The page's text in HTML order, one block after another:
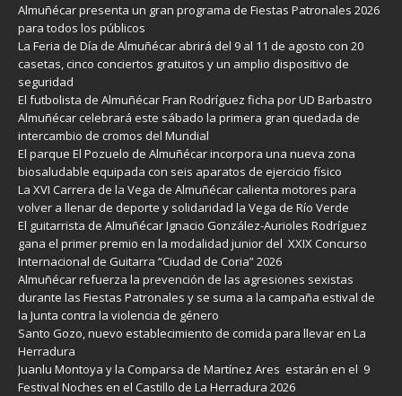
Almuñécar presenta un gran programa de Fiestas Patronales 2026
para todos los públicos
La Feria de Día de Almuñécar abrirá del 9 al 11 de agosto con 20
casetas, cinco conciertos gratuitos y un amplio dispositivo de
seguridad
El futbolista de Almuñécar Fran Rodríguez ficha por UD Barbastro
Almuñécar celebrará este sábado la primera gran quedada de
intercambio de cromos del Mundial
El parque El Pozuelo de Almuñécar incorpora una nueva zona
biosaludable equipada con seis aparatos de ejercicio físico
La XVI Carrera de la Vega de Almuñécar calienta motores para
volver a llenar de deporte y solidaridad la Vega de Río Verde
El guitarrista de Almuñécar Ignacio González-Aurioles Rodríguez
gana el primer premio en la modalidad junior del XXIX Concurso
Internacional de Guitarra “Ciudad de Coria” 2026
Almuñécar refuerza la prevención de las agresiones sexistas
durante las Fiestas Patronales y se suma a la campaña estival de
la Junta contra la violencia de género
Santo Gozo, nuevo establecimiento de comida para llevar en La
Herradura
Juanlu Montoya y la Comparsa de Martínez Ares estarán en el 9
Festival Noches en el Castillo de La Herradura 2026